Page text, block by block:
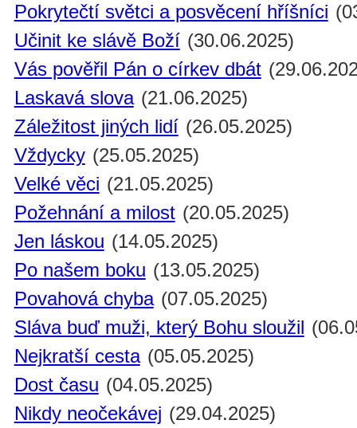
Pokrytečtí světci a posvěcení hříšníci
Učinit ke slávě Boží (30.06.2025)
Vás pověřil Pán o církev dbát
Laskavá slova (21.06.2025)
Záležitost jiných lidí (26.05.2025)
Vždycky (25.05.2025)
Velké věci (21.05.2025)
Požehnání a milost (20.05.2025)
Jen láskou (14.05.2025)
Po našem boku (13.05.2025)
Povahová chyba (07.05.2025)
Sláva buď muži, který Bohu sloužil
Nejkratší cesta (05.05.2025)
Dost času (04.05.2025)
Nikdy neočekávej (29.04.2025)